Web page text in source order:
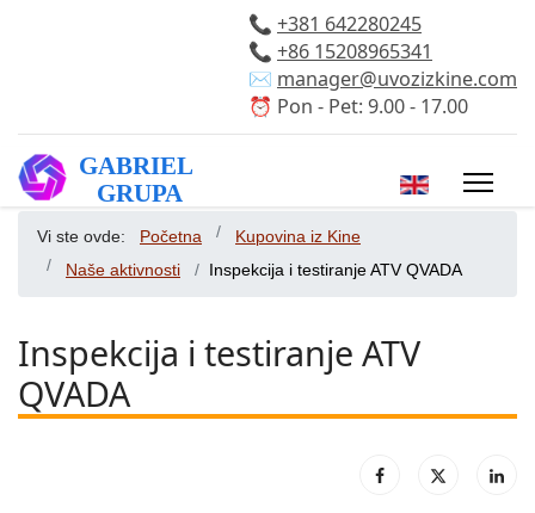
📞 +381 642280245
📞 +86 15208965341
✉️ manager@uvozizkine.com
⏰ Pon - Pet: 9.00 - 17.00
Izaberite vaš
Vi ste ovde: Početna
Kupovina iz Kine
Naše aktivnosti
Inspekcija i testiranje ATV QVADA
Inspekcija i testiranje ATV
QVADA